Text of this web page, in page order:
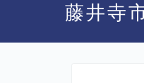
藤井寺